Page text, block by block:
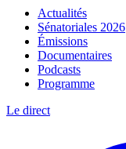
Actualités
Sénatoriales 2026
Émissions
Documentaires
Podcasts
Programme
Le direct